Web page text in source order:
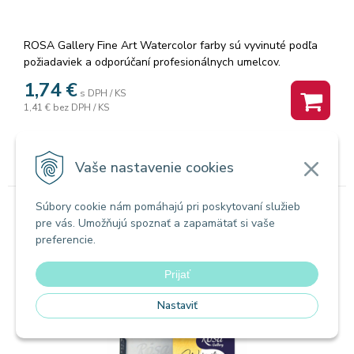
Vaše nastavenie cookies
Súbory cookie nám pomáhajú pri poskytovaní služieb
pre vás. Umožňujú spoznať a zapamätať si vaše
preferencie.
Prijať
Nastaviť
ROSA Gallery Fine Art Watercolor farby sú vyvinuté podľa
požiadaviek a odporúčaní profesionálnych umelcov.
Akvarelové farby sú vyrábané z organickej arabskej gumy a
vysoko kvalitných organických a anorganických jemne
mletých pigmentov, ktorá zaisťuje dokonalú priľnavosť a
množstvo čistých odtieňov pri ich miešaní.
1,74 € s DPH / KS
1,41 € bez DPH / KS
Akvarelové farby
Akvarel farba Rósa Gallery 2,5ml yellow
ochre 719